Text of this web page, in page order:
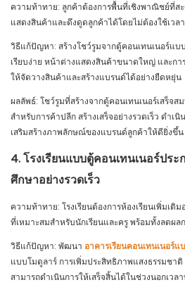
ความท้าทาย: ลูกค้าต้องการพื้นที่เชิงพาณิชย์ที่ส
แสดงสินค้าและดึงดูดลูกค้าได้โดยไม่ต้องใช้เวล
วิธีแก้ปัญหา: สร้างโชว์รูมจากตู้คอนเทนเนอร์แ
เรียบง่าย หน้าต่างแสดงสินค้าขนาดใหญ่ และก
ให้จัดวางสินค้าและสร้างแบรนด์ได้อย่างยืดหยุ่น
ผลลัพธ์: โชว์รูมที่สร้างจากตู้คอนเทนเนอร์เสร็จ
สำหรับการค้าปลีก สร้างเสร็จอย่างรวดเร็ว ดำเ
เสริมสร้างภาพลักษณ์ของแบรนด์ลูกค้าให้ดียิ่งขึ้น
4. โรงเรียนแบบตู้คอนเทนเนอร์ประ
ศึกษาอย่างรวดเร็ว
ความท้าทาย: โรงเรียนต้องการห้องเรียนเพิ่มเติ
ที่เหมาะสมสำหรับนักเรียนและครู พร้อมทั้งลดผล
วิธีแก้ปัญหา: พัฒนา อาคารเรียนคอนเทนเนอร์แ
แบบโมดูลาร์ การเพิ่มประสิทธิภาพแสงธรรมชา
สามารถดำเนินการให้เสร็จสิ้นได้ในช่วงนอกเวล